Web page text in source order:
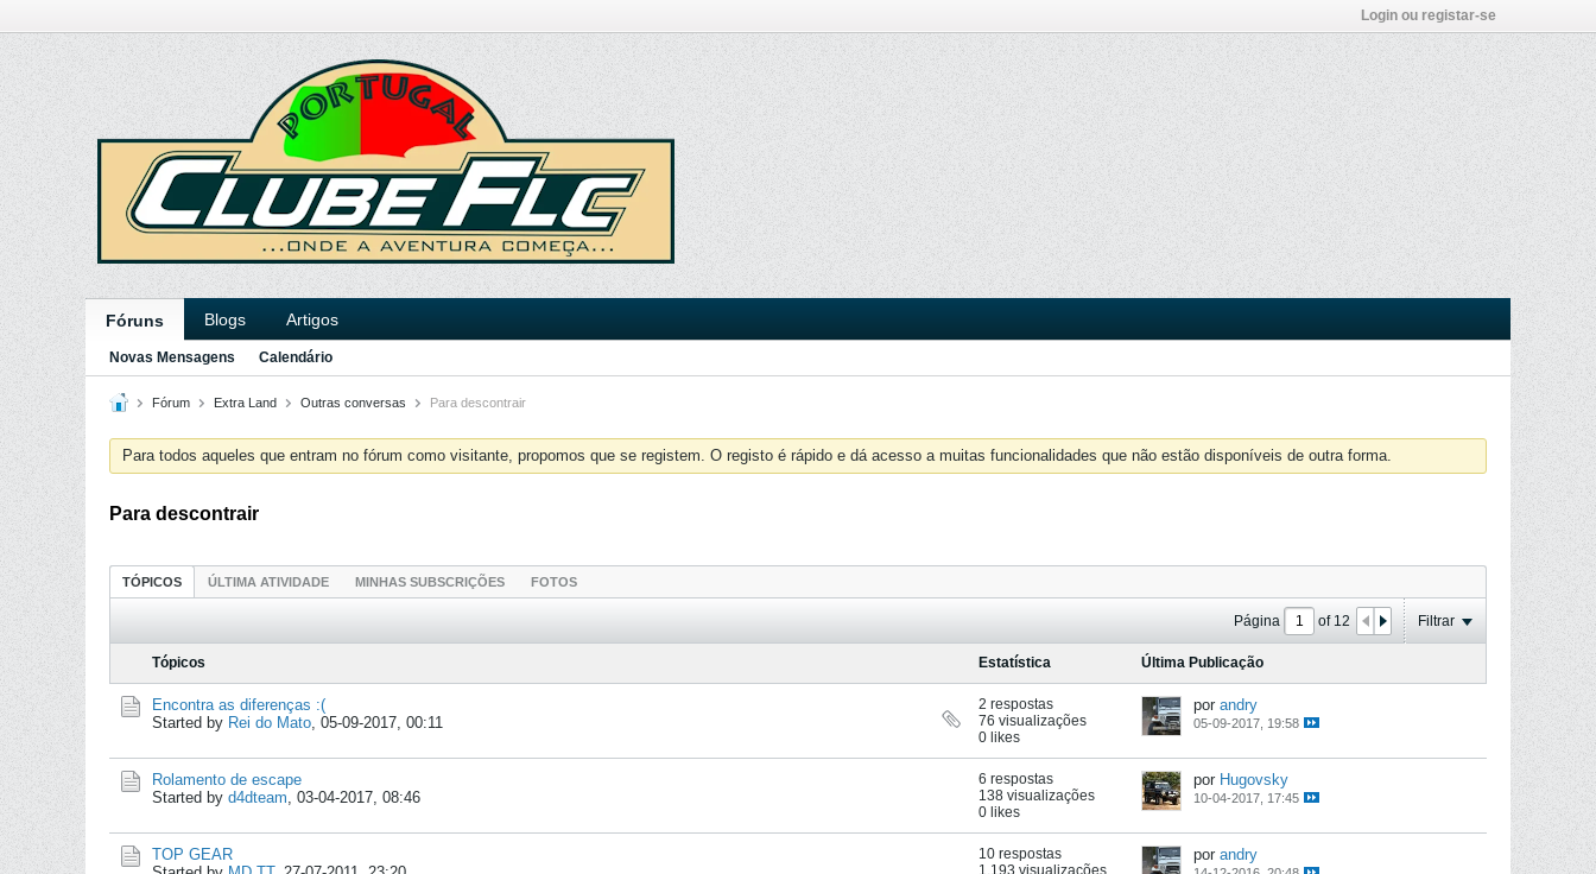
Login ou registar-se
Fóruns Blogs Artigos
Novas Mensagens Calendário
Fórum Extra Land Outras conversas Para descontrair
Para todos aqueles que entram no fórum como visitante, propomos que se registem. O registo é rápido e dá acesso a muitas funcionalidades que não estão disponíveis de outra forma.
Para descontrair
TÓPICOS ÚLTIMA ATIVIDADE MINHAS SUBSCRIÇÕES FOTOS
Página of 12 Filtrar
Tópicos Estatística Última Publicação
Encontra as diferenças :(
Started by Rei do Mato, 05-09-2017, 00:11
2 respostas
76 visualizações
0 likes
por andry
05-09-2017, 19:58
Rolamento de escape
Started by d4dteam, 03-04-2017, 08:46
6 respostas
138 visualizações
0 likes
por Hugovsky
10-04-2017, 17:45
TOP GEAR
10 respostas
1.193 visualizações
por andry